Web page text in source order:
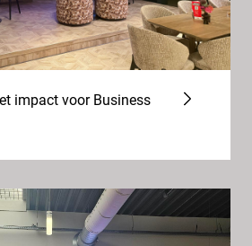
impact voor Business